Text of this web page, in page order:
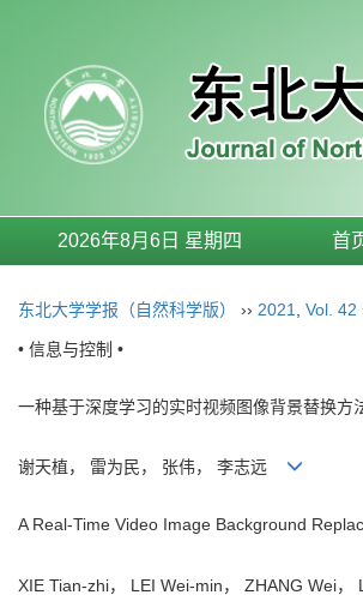
2026年8月6日 星期四 首
东北大学学报（自然科学版） ›› 2021 Vol. 42
• 信息与控制 •
一种基于深度学习的实时视频图像背景替换方
谢天植， 雷为民， 张伟， 李志远
A Real-Time Video Image Background
XIE Tian-zhi， LEI Wei-min， ZHANG Wei